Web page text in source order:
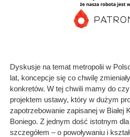
Dyskusje na temat metropolii w
lat, koncepcje się co chwilę
konkretów. W tej chwili mamy do
projektem ustawy, który w dużym
zapotrzebowanie zapisanej w Białej
Boniego. Z jednym dość istotnym
szczegółem – o powoływaniu i